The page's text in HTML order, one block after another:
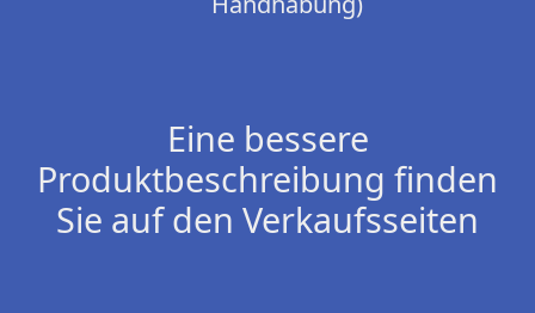
Eine bessere
Produktbeschreibung finden
Sie auf den Verkaufsseiten